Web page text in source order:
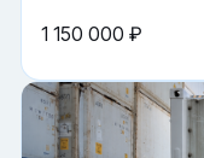
1 150 000 ₽